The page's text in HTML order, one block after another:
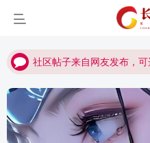
社区帖子来自网友发布，
社区帖子来自网友发布，